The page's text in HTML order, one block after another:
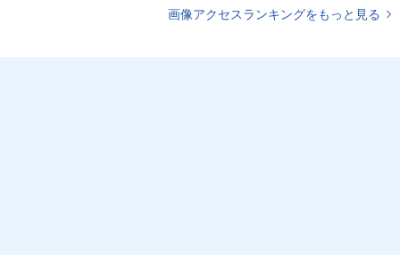
画像アクセスランキングをもっと見る